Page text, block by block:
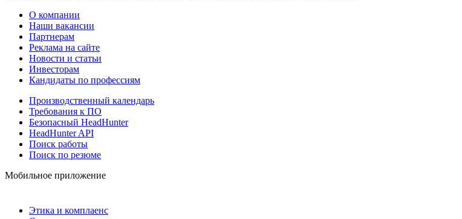
О компании
Наши вакансии
Партнерам
Реклама на сайте
Новости и статьи
Инвесторам
Кандидаты по профессиям
Производственный календарь
Требования к ПО
Безопасный HeadHunter
HeadHunter API
Поиск работы
Поиск по резюме
Мобильное приложение
Этика и комплаенс